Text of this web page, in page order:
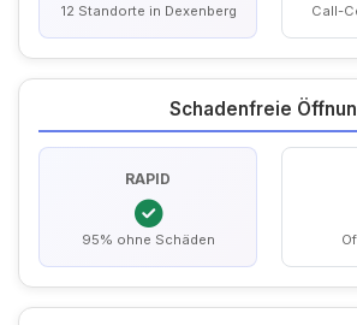
12 Standorte in Dexenberg Call-
Schadenfreie
RAPID
95% ohne Schäden